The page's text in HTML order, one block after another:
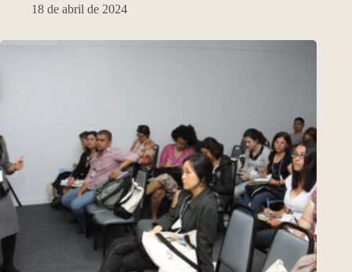
18 de abril de 2024